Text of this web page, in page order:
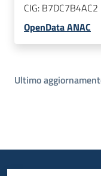
CIG: B7DC7B4AC2
OpenData ANAC
Ultimo